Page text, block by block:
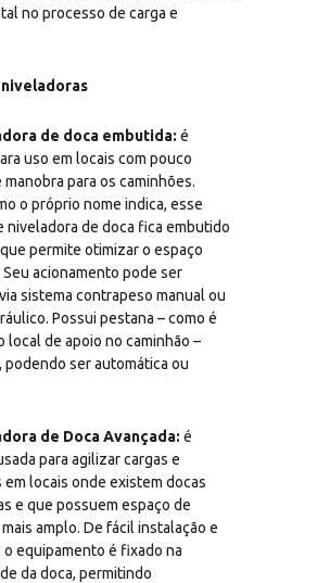
no processo de carga e
de doca embutida: é
uso em locais com pouco
manobra para os caminhões.
o próprio nome indica, esse
niveladora de doca fica embutido
permite otimizar o espaço
acionamento pode ser
sistema contrapeso manual ou
Possui pestana – como é
local de apoio no caminhão –
podendo ser automática ou
de Doca Avançada: é
para agilizar cargas e
em locais onde existem docas
e que possuem espaço de
amplo. De fácil instalação e
o equipamento é fixado na
da doca, permitindo